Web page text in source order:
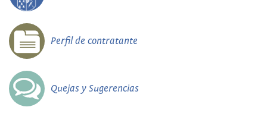
Perfil de contratante
Quejas y Sugerencias